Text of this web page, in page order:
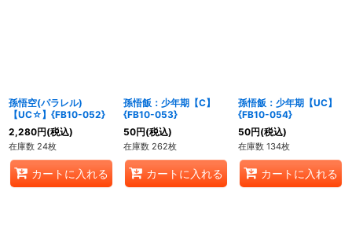
孫悟空(パラレル)
【UC☆】{FB10-052}
2,280円(税込)
在庫数 24枚
カートに入れる
孫悟飯：少年期【C】
{FB10-053}
50円(税込)
在庫数 262枚
カートに入れる
孫悟飯：少年期【UC】
{FB10-054}
50円(税込)
在庫数 134枚
カートに入れる